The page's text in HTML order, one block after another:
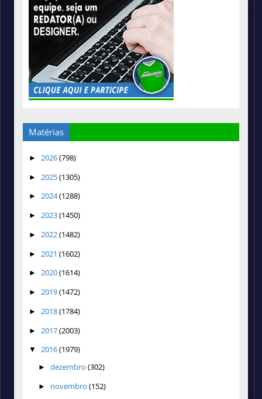
Matérias
► 2026(798)
► 2025(1305)
► 2024(1288)
► 2023(1450)
► 2022(1482)
► 2021 (1602)
► 2020(1614)
► 2019(1472)
► 2018(1784)
► 2017(2003)
▼ 2016(1979)
► dezembro (302)
► novembro (152)